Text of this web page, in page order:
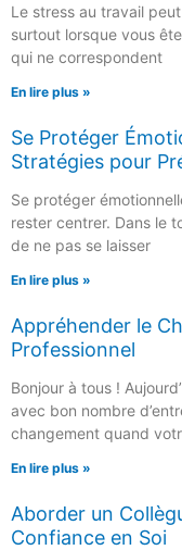
Le stress au travail
surtout lorsque vous
qui ne correspondent
En lire plus »
Se Protéger
Stratégies pour
Se protéger
rester centrer. Dans le
de ne pas se laisser
En lire plus »
Appréhender le
Professionnel
Bonjour à tous !
avec bon nombre
changement quand
En lire plus »
Aborder un
Confiance en Soi